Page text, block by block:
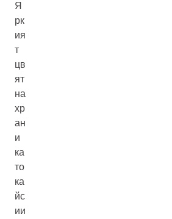
Я
рк
ия
т
цв
ят
на
хр
ан
и
ка
то
ка
йс
ии